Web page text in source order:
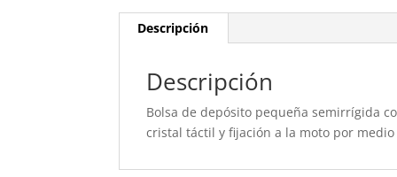
Descripción
Descripción
Bolsa de depósito pequeña semirrígida
cristal táctil y fijación a la moto por